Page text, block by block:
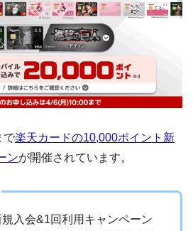
で楽天カードの10,000ポイント新
ンが開催されています。
入会&1回利用キャンペーン